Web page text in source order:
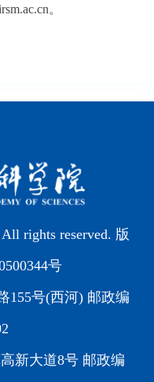
。
rights reserved. 版
号
155号(西河) 邮政编
新大道8号 邮政编